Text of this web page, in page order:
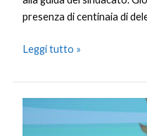
presenza di centinaia di
Leggi tutto »
Cina,
esperta